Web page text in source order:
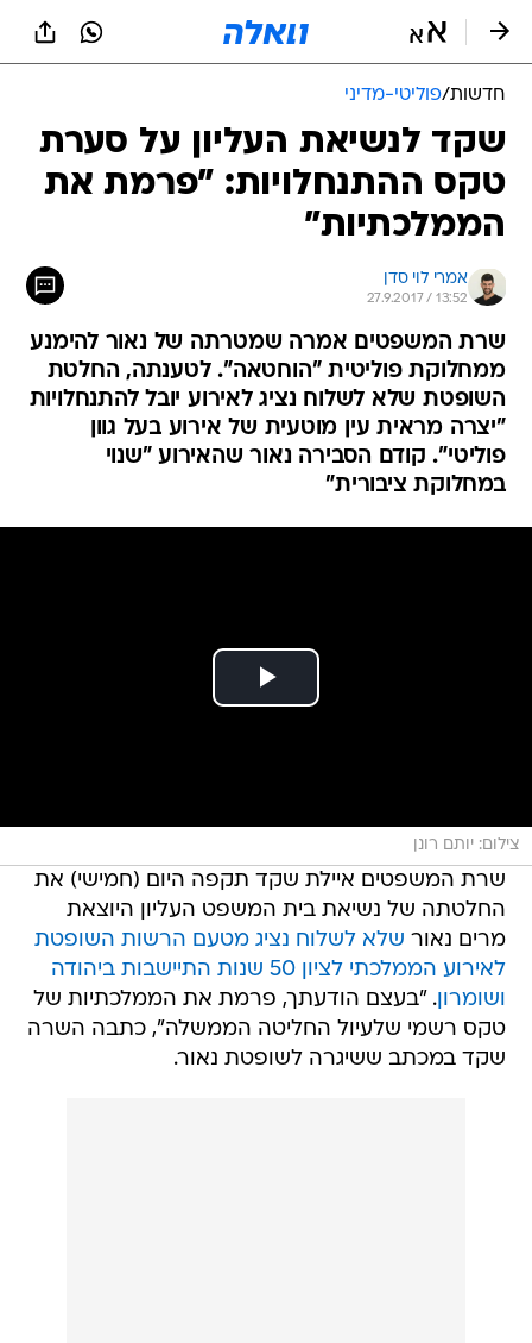
חדשות/פוליטי-מדיני
שקד לנשיאת העליון על סערת
טקס ההתנחלויות: "פרמת את
הממלכתיות"
אמרי לוי סדן
27.9.2017 / 13:52
שרת המשפטים אמרה שמטרתה של נאור להימנע
ממחלוקת פוליטית "הוחטאה". לטענתה, החלטת
השופטת שלא לשלוח נציג לאירוע יובל להתנחלויות
"יצרה מראית עין מוטעית של אירוע בעל גוון
פוליטי". קודם הסבירה נאור שהאירוע "שנוי
במחלוקת ציבורית"
צילום: יותם רונן
שרת המשפטים איילת שקד תקפה היום (חמישי) את
החלטתה של נשיאת בית המשפט העליון היוצאת
מרים נאור שלא לשלוח נציג מטעם הרשות השופטת
לאירוע הממלכתי לציון 50 שנות התיישבות ביהודה
ושומרון. "בעצם הודעתך, פרמת את הממלכתיות של
טקס רשמי שלעיול החליטה הממשלה", כתבה השרה
שקד במכתב ששיגרה לשופטת נאור.